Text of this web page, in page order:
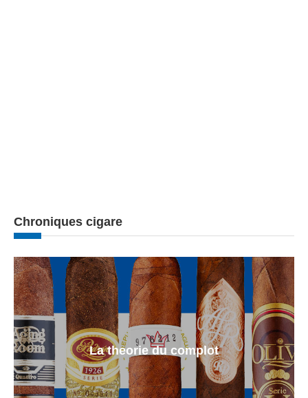
Chroniques cigare
La theorie du complot